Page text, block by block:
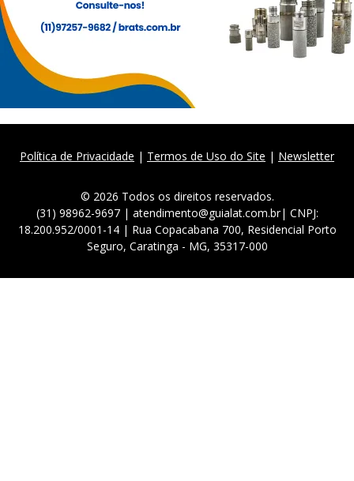
Política de Privacidade | Termos de Uso do Site | Newsletter
© 2026 Todos os direitos reservados.
(31) 98962-9697 | atendimento@guialat.com.br| CNPJ:
18.200.952/0001-14 | Rua Copacabana 700, Residencial Porto
Seguro, Caratinga - MG, 35317-000